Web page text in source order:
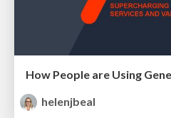
helenjbeal